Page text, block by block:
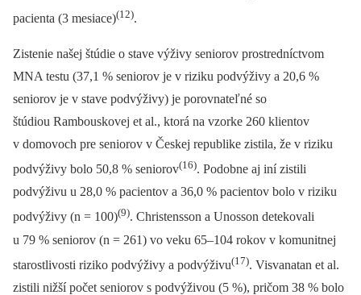
pacienta (3 mesiace)(12).
Zistenie našej štúdie o stave výživy seniorov prostredníctvom
MNA testu (37,1 % seniorov je v riziku podvýživy a 20,6 %
seniorov je v stave podvýživy) je porovnateľné so
štúdiou Rambouskovej et al., ktorá na vzorke 260 klientov
v domovoch pre seniorov v Českej republike zistila, že v riziku
podvýživy bolo 50,8 % seniorov(16). Podobne aj iní zistili
podvýživu u 28,0 % pacientov a 36,0 % pacientov bolo v riziku
podvýživy (n = 100)(9). Christensson a Unosson detekovali
u 79 % seniorov (n = 261) vo veku 65–104 rokov v komunitnej
starostlivosti riziko podvýživy a podvýživu(17). Visvanatan et al.
zistili nižší počet seniorov s podvýživou (5 %), pričom 38 % bolo